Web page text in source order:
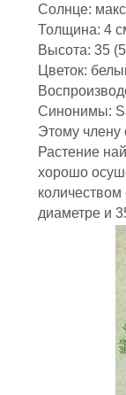
Солнце:
Толщина: 4
Высота: 35
Цветок:
Синонимы:
Этому члену
Растение
хорошо
диаметре и